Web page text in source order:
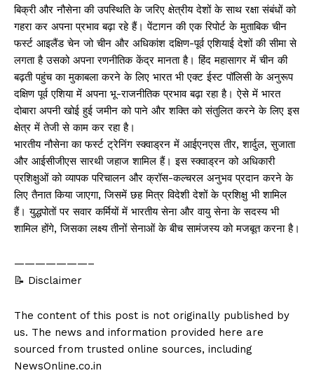
बिक्री और नौसेना की उपस्थिति के जरिए क्षेत्रीय देशों के साथ रक्षा संबंधों को
गहरा कर अपना प्रभाव बढ़ा रहे हैं। पेंटागन की एक रिपोर्ट के मुताबिक चीन
फर्स्ट आइलैंड चेन जो चीन और अधिकांश दक्षिण-पूर्व एशियाई देशों की सीमा से
लगता है उसको अपना रणनीतिक केंद्र मानता है। हिंद महासागर में चीन की
बढ़ती पहुंच का मुकाबला करने के लिए भारत भी एक्ट ईस्ट पॉलिसी के अनुरूप
दक्षिण पूर्व एशिया में अपना भू-राजनीतिक प्रभाव बढ़ा रहा है। ऐसे में भारत
दोबारा अपनी खोई हुई जमीन को पाने और शक्ति को संतुलित करने के लिए इस
क्षेत्र में तेजी से काम कर रहा है।
भारतीय नौसेना का फर्स्ट ट्रेनिंग स्क्वाड्रन में आईएनएस तीर, शार्दुल, सुजाता
और आईसीजीएस सारथी जहाज शामिल हैं। इस स्क्वाड्रन को अधिकारी
प्रशिक्षुओं को व्यापक परिचालन और क्रॉस-कल्चरल अनुभव प्रदान करने के
लिए तैनात किया जाएगा, जिसमें छह मित्र विदेशी देशों के प्रशिक्षु भी शामिल
हैं। युद्धपोतों पर सवार कर्मियों में भारतीय सेना और वायु सेना के सदस्य भी
शामिल होंगे, जिसका लक्ष्य तीनों सेनाओं के बीच सामंजस्य को मजबूत करना है।
———————–
📝 Disclaimer
The content of this post is not originally published by
us. The news and information provided here are
sourced from trusted online sources, including
NewsOnline.co.in